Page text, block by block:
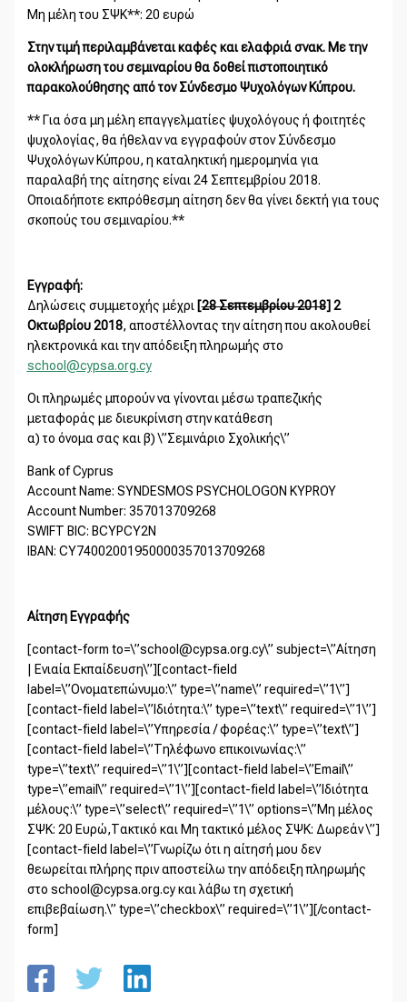
Μη μέλη του ΣΨΚ**: 20 ευρώ
Στην τιμή περιλαμβάνεται καφές και ελαφριά σνακ. Με την
ολοκλήρωση του σεμιναρίου θα δοθεί πιστοποιητικό
παρακολούθησης από τον Σύνδεσμο Ψυχολόγων Κύπρου.
** Για όσα μη μέλη επαγγελματίες ψυχολόγους ή φοιτητές
ψυχολογίας, θα ήθελαν να εγγραφούν στον Σύνδεσμο
Ψυχολόγων Κύπρου, η καταληκτική ημερομηνία για
παραλαβή της αίτησης είναι 24 Σεπτεμβρίου 2018.
Οποιαδήποτε εκπρόθεσμη αίτηση δεν θα γίνει δεκτή για τους
σκοπούς του σεμιναρίου.**
Εγγραφή:
Δηλώσεις συμμετοχής μέχρι [28 Σεπτεμβρίου 2018] 2
Οκτωβρίου 2018, αποστέλλοντας την αίτηση που ακολουθεί
ηλεκτρονικά και την απόδειξη πληρωμής στο
school@cypsa.org.cy
Οι πληρωμές μπορούν να γίνονται μέσω τραπεζικής
μεταφοράς με διευκρίνιση στην κατάθεση
α) το όνομα σας και β) \”Σεμινάριο Σχολικής\”
Bank of Cyprus
Account Name: SYNDESMOS PSYCHOLOGON KYPROY
Account Number: 357013709268
SWIFT BIC: BCYPCY2N
IBAN: CY74002001950000357013709268
Αίτηση Εγγραφής
[contact-form to=\”school@cypsa.org.cy\” subject=\”Αίτηση
| Ενιαία Εκπαίδευση\”][contact-field
label=\”Ονοματεπώνυμο:\” type=\”name\” required=\”1\”]
[contact-field label=\”Iδιότητα:\” type=\”text\” required=\”1\”]
[contact-field label=\”Υπηρεσία / φορέας:\” type=\”text\”]
[contact-field label=\”Τηλέφωνο επικοινωνίας:\”
type=\”text\” required=\”1\”][contact-field label=\”Email\”
type=\”email\” required=\”1\”][contact-field label=\”Ιδιότητα
μέλους:\” type=\”select\” required=\”1\” options=\”Μη μέλος
ΣΨΚ: 20 Ευρώ,Τακτικό και Μη τακτικό μέλος ΣΨΚ: Δωρεάν \”]
[contact-field label=\”Γνωρίζω ότι η αίτησή μου δεν
θεωρείται πλήρης πριν αποστείλω την απόδειξη πληρωμής
στο school@cypsa.org.cy και λάβω τη σχετική
επιβεβαίωση.\” type=\”checkbox\” required=\”1\”][/contact-
form]